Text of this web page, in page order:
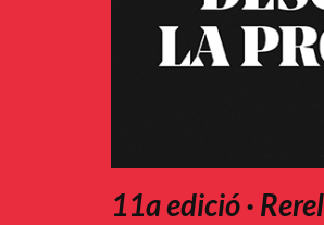
11a edició ·